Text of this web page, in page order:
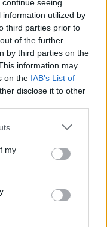
seeing
utilized by
third parties prior to
of the further
by third parties on the
information may
on the IAB’s List of
disclose it to other
my